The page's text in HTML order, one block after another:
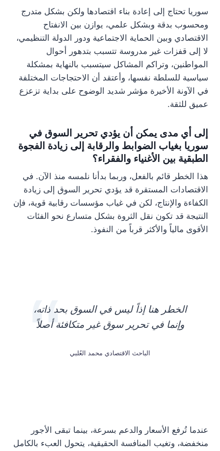
سوريا تحتاج إلى إعادة بناء اقتصادها ولكن بشكل متدرج
ومحسوب بدقة وبشكل علمي، يوازن بين الانفتاح
الاقتصادي وبين الحماية الاجتماعية ودور الدولة التنظيمي،
لا إلى قفزات غير مدروسة تتسبب بتدهور أحوال
المواطنين، وتراكم المشاكل سيتسبب بالنهاية بمشكلة
سياسية للسلطة نفسها، وأعتقد أن الاحتجاجات المختلفة
في الآونة الأخيرة مؤشر شديد الوضوح على بداية تزعزع
عميق للثقة.
إلى أي مدى يمكن أن يؤدي تحرير السوق في
سوريا بغياب الضوابط والرقابة إلى زيادة الفجوة
الطبقية بين الأغنياء والفقراء؟
هذا الخطر قائم بالفعل، وربما بدأنا نلمسه منذ الآن. في
الاقتصادات المستقرة قد يؤدي تحرير السوق إلى زيادة
الكفاءة والإنتاج، لكن في غياب مؤسسات رقابية قوية، فإن
النتيجة قد تكون نقل الثروة بشكل متسارع نحو الفئات
الأقوى مالياً والأكثر قرباً من النفوذ.
الخطر هنا إذاً ليس في السوق بحد ذاته،
وإنما في تحرير سوق غير متكافئة أصلاً
الباحث الاقتصادي محمد العُلبي
عندما تُرفع الأسعار والدعم بسرعة، بينما تبقى الأجور
منخفضة، وتغيب المنافسة الحقيقية، يتحول العبء بالكامل